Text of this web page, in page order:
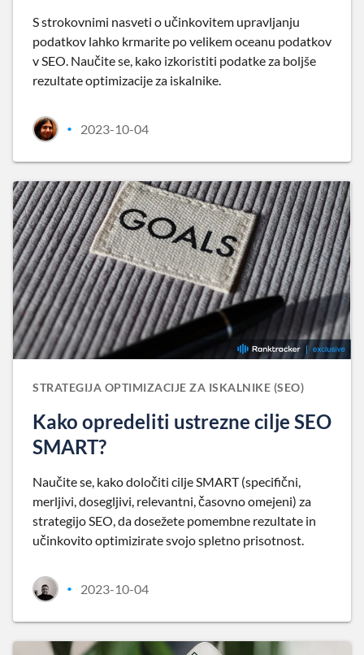
S strokovnimi nasveti o učinkovitem upravljanju
podatkov lahko krmarite po velikem oceanu podatkov
v SEO. Naučite se, kako izkoristiti podatke za boljše
rezultate optimizacije za iskalnike.
• 2023-10-04
STRATEGIJA OPTIMIZACIJE ZA ISKALNIKE (SEO)
Kako opredeliti ustrezne cilje SEO
SMART?
Naučite se, kako določiti cilje SMART (specifični,
merljivi, dosegljivi, relevantni, časovno omejeni) za
strategijo SEO, da dosežete pomembne rezultate in
učinkovito optimizirate svojo spletno prisotnost.
• 2023-10-04